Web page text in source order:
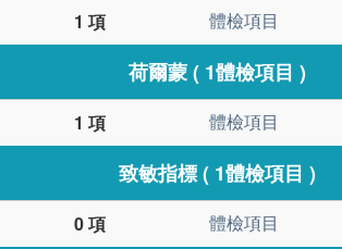
體檢項目
荷爾蒙 ( 1體檢項目 )
體檢項目
致敏指標 ( 1體檢項目 )
體檢項目
1 項
1 項
0 項